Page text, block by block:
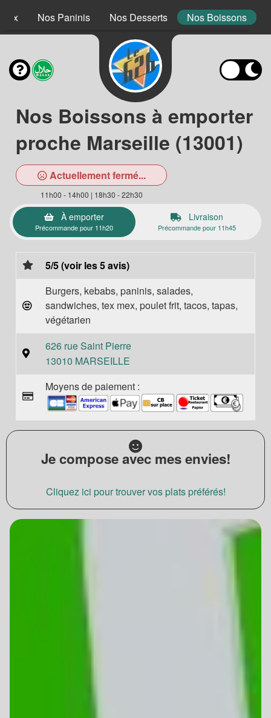
Nos Paninis Nos Desserts Nos Boissons
Nos Boissons à emporter
proche Marseille (13001)
Actuellement fermé...
11h00 - 14h00 | 18h30 - 22h30
À emporter
Précommande pour 11h20
Livraison
Précommande pour 11h45
5/5 (voir les 5 avis)
Burgers, kebabs, paninis, salades,
sandwiches, tex mex, poulet frit, tacos, tapas,
végétarien
626 rue Saint Pierre
13010 MARSEILLE
Moyens de paiement :
Je compose avec mes envies!
Cliquez ici pour trouver vos plats préférés!